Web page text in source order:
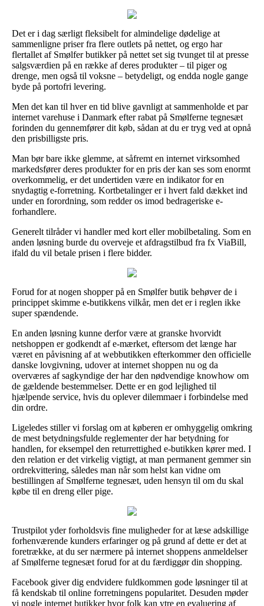
Det er i dag særligt fleksibelt for almindelige dødelige at
sammenligne priser fra flere outlets på nettet, og ergo har
flertallet af Smølfer butikker på nettet set sig tvunget til at presse
salgsværdien på en række af deres produkter – til piger og
drenge, men også til voksne – betydeligt, og endda nogle gange
byde på portofri levering.
Men det kan til hver en tid blive gavnligt at sammenholde et par
internet varehuse i Danmark efter rabat på Smølferne tegnesæt
forinden du gennemfører dit køb, sådan at du er tryg ved at opnå
den prisbilligste pris.
Man bør bare ikke glemme, at såfremt en internet virksomhed
markedsfører deres produkter for en pris der kan ses som enormt
overkommelig, er det undertiden være en indikator for en
snydagtig e-forretning. Kortbetalinger er i hvert fald dækket ind
under en forordning, som redder os imod bedrageriske e-
forhandlere.
Generelt tilråder vi handler med kort eller mobilbetaling. Som en
anden løsning burde du overveje et afdragstilbud fra fx ViaBill,
ifald du vil betale prisen i flere bidder.
Forud for at nogen shopper på en Smølfer butik behøver de i
princippet skimme e-butikkens vilkår, men det er i reglen ikke
super spændende.
En anden løsning kunne derfor være at granske hvorvidt
netshoppen er godkendt af e-mærket, eftersom det længe har
været en påvisning af at webbutikken efterkommer den officielle
danske lovgivning, udover at internet shoppen nu og da
overværes af sagkyndige der har den nødvendige knowhow om
de gældende bestemmelser. Dette er en god lejlighed til
hjælpende service, hvis du oplever dilemmaer i forbindelse med
din ordre.
Ligeledes stiller vi forslag om at køberen er omhyggelig omkring
de mest betydningsfulde reglementer der har betydning for
handlen, for eksempel den returrettighed e-butikken kører med. I
den relation er det virkelig vigtigt, at man permanent gemmer sin
ordrekvittering, således man når som helst kan vidne om
bestillingen af Smølferne tegnesæt, uden hensyn til om du skal
købe til en dreng eller pige.
Trustpilot yder forholdsvis fine muligheder for at læse adskillige
forhenværende kunders erfaringer og på grund af dette er det at
foretrække, at du ser nærmere på internet shoppens anmeldelser
af Smølferne tegnesæt forud for at du færdiggør din shopping.
Facebook giver dig endvidere fuldkommen gode løsninger til at
få kendskab til online forretningens popularitet. Desuden møder
vi nogle internet butikker hvor folk kan ytre en evaluering af